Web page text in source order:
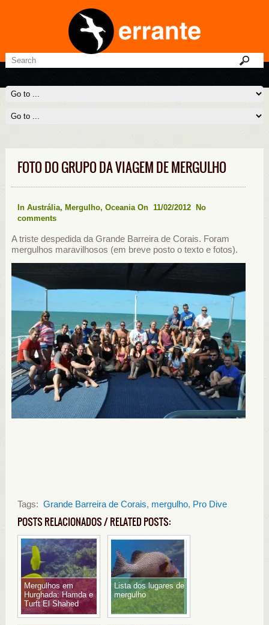
FOTO DO GRUPO DA VIAGEM DE MERGULHO
In Austrália, Mergulho, Oceania On 11/02/2012
No
comments
A triste despedida da Grande Barreira de Corais. Foram
mergulhos maravilhosos (em breve posto o texto e fotos).
Tags: Grande Barreira de Corais, mergulho, Pro Dive
POSTS RELACIONADOS / RELATED POSTS:
Mergulhos em
Hurghada: Hamda e
Turft El Shahed
Lista dos lugares de
mergulho